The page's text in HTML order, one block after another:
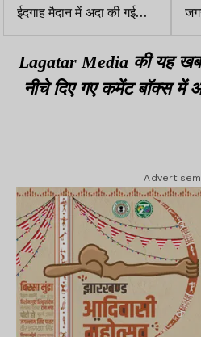
ईदगाह मैदान में अदा की गई
ईद-उल-अजहा की नमाज,
भाईचारे का संदेश
पर
Lagatar Media की यह
नीचे दिए गए कमेंट बॉक्स में